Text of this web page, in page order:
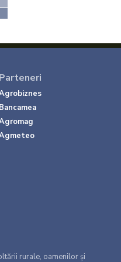
Parteneri
Bancamea
rurale, oamenilor și